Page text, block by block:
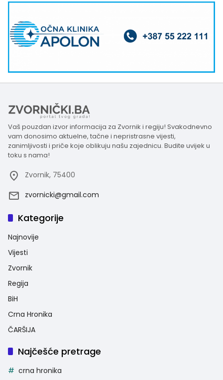
Vaš pouzdan izvor informacija za Zvornik i regiju! Svakodnevno
vam donosimo aktuelne, tačne i nepristrasne vijesti,
zanimljivosti i priče koje oblikuju našu zajednicu. Budite uvijek u
toku s nama!
Zvornik, 75400
zvornicki@gmail.com
Kategorije
Najnovije
Vijesti
Zvornik
Regija
BiH
Crna Hronika
ČARŠIJA
Najčešće pretrage
crna hronika